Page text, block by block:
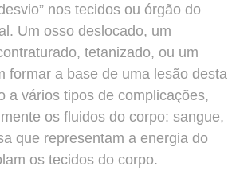
nos tecidos ou órgão do
Um osso deslocado, um
tetanizado, ou um
formar a base de uma lesão desta
a vários tipos de complicações,
os fluidos do corpo: sangue,
que representam a energia do
os tecidos do corpo.